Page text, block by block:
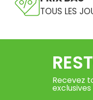
TOUS LES
Recevez